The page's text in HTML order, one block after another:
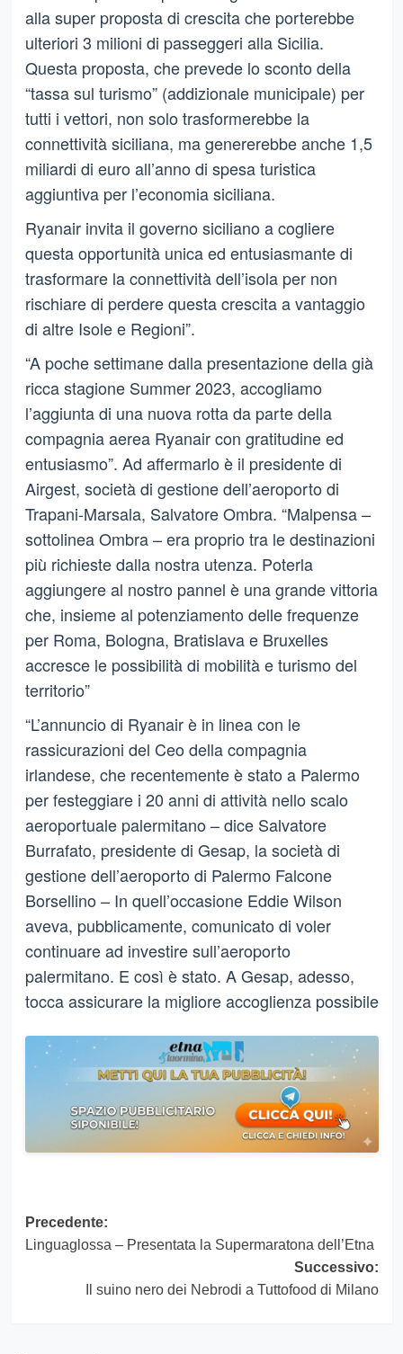
alla super proposta di crescita che porterebbe
ulteriori 3 milioni di passeggeri alla Sicilia.
Questa proposta, che prevede lo sconto della
“tassa sul turismo” (addizionale municipale) per
tutti i vettori, non solo trasformerebbe la
connettività siciliana, ma genererebbe anche 1,5
miliardi di euro all’anno di spesa turistica
aggiuntiva per l’economia siciliana.
Ryanair invita il governo siciliano a cogliere
questa opportunità unica ed entusiasmante di
trasformare la connettività dell’isola per non
rischiare di perdere questa crescita a vantaggio
di altre Isole e Regioni”.
“A poche settimane dalla presentazione della già
ricca stagione Summer 2023, accogliamo
l’aggiunta di una nuova rotta da parte della
compagnia aerea Ryanair con gratitudine ed
entusiasmo”. Ad affermarlo è il presidente di
Airgest, società di gestione dell’aeroporto di
Trapani-Marsala, Salvatore Ombra. “Malpensa –
sottolinea Ombra – era proprio tra le destinazioni
più richieste dalla nostra utenza. Poterla
aggiungere al nostro pannel è una grande vittoria
che, insieme al potenziamento delle frequenze
per Roma, Bologna, Bratislava e Bruxelles
accresce le possibilità di mobilità e turismo del
territorio”
“L’annuncio di Ryanair è in linea con le
rassicurazioni del Ceo della compagnia
irlandese, che recentemente è stato a Palermo
per festeggiare i 20 anni di attività nello scalo
aeroportuale palermitano – dice Salvatore
Burrafato, presidente di Gesap, la società di
gestione dell’aeroporto di Palermo Falcone
Borsellino – In quell’occasione Eddie Wilson
aveva, pubblicamente, comunicato di voler
continuare ad investire sull’aeroporto
palermitano. E così è stato. A Gesap, adesso,
tocca assicurare la migliore accoglienza possibile
Navigazione
articolo
Precedente:
Linguaglossa – Presentata la Supermaratona dell’Etna
Successivo:
Il suino nero dei Nebrodi a Tuttofood di Milano